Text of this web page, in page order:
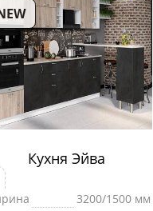
Кухня Эйва
3200/1500 мм